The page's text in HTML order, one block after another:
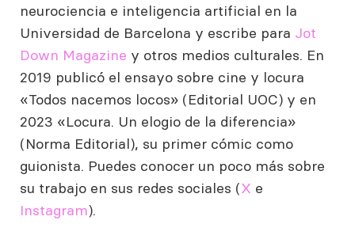
neurociencia e inteligencia artificial en la
Universidad de Barcelona y escribe para Jot
Down Magazine y otros medios culturales. En
2019 publicó el ensayo sobre cine y locura
«Todos nacemos locos» (Editorial UOC) y en
2023 «Locura. Un elogio de la diferencia»
(Norma Editorial), su primer cómic como
guionista. Puedes conocer un poco más sobre
su trabajo en sus redes sociales (X e
Instagram).